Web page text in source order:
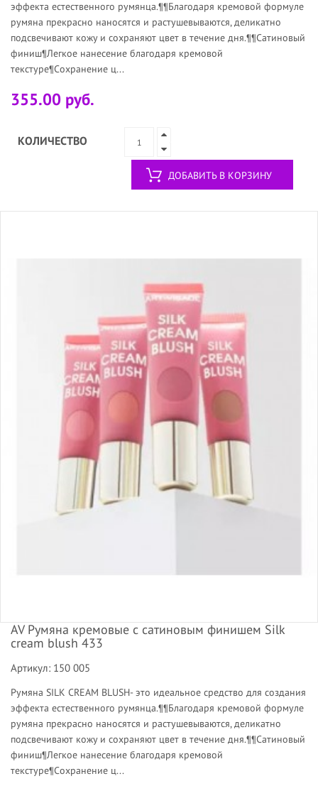
эффекта естественного румянца.¶¶Благодаря кремовой формуле
румяна прекрасно наносятся и растушевываются, деликатно
подсвечивают кожу и сохраняют цвет в течение дня.¶¶Сатиновый
финиш¶Легкое нанесение благодаря кремовой
текстуре¶Сохранение ц...
355.00 руб.
КОЛИЧЕСТВО
ДОБАВИТЬ В КОРЗИНУ
AV Румяна кремовые с сатиновым финишем Silk
cream blush 433
Артикул: 150 005
Румяна SILK CREAM BLUSH- это идеальное средство для создания
эффекта естественного румянца.¶¶Благодаря кремовой формуле
румяна прекрасно наносятся и растушевываются, деликатно
подсвечивают кожу и сохраняют цвет в течение дня.¶¶Сатиновый
финиш¶Легкое нанесение благодаря кремовой
текстуре¶Сохранение ц...